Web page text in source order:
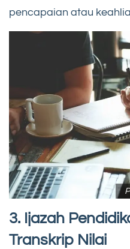
pencapaian atau
3. Ijazah
Transkrip Nilai